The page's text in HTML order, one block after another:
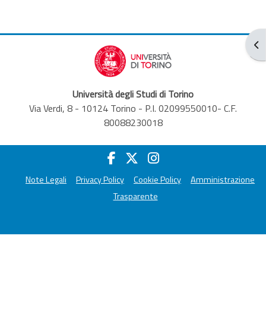
打
Università degli Studi di Torino
Via Verdi, 8 - 10124 Torino - P.I. 02099550010- C.F.
80088230018
Note Legali Privacy Policy Cookie Policy
Amministrazione
Trasparente